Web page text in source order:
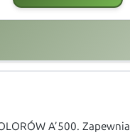
A’500. Zapewnia